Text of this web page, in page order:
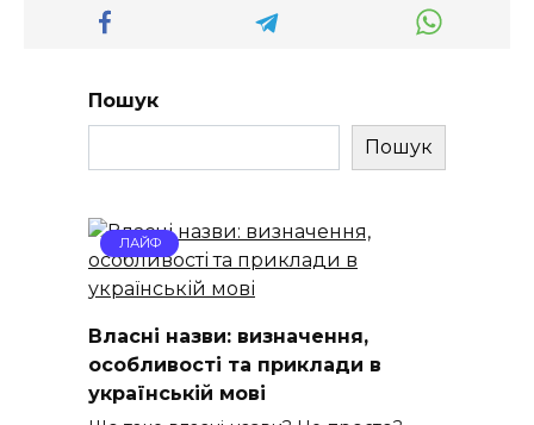
Пошук
Пошук
ЛАЙФ
Власні назви: визначення,
особливості та приклади в
українській мові